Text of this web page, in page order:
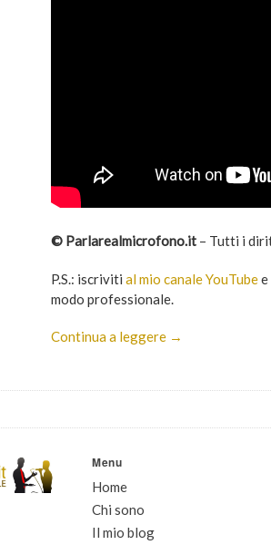
© Parlarealmicrofono.it– Tutti i
P.S.: iscriviti al mio canale YouTubee
modo professionale.
Continua a leggere →
Menu
Home
Chi sono
Il mio blog